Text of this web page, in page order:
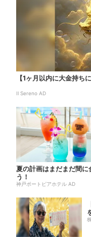
【1ヶ月以内に大金持ち
Il Sereno AD
夏の計画はまだまだ間に
う！
神戸ポートピアホテル AD